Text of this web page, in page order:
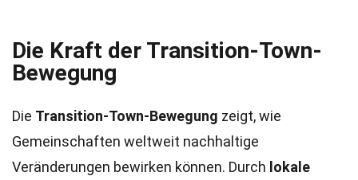
Die Kraft der Transition-Town-
Bewegung
Die Transition-Town-Bewegung zeigt, wie
Gemeinschaften weltweit nachhaltige
Veränderungen bewirken können. Durch lokale